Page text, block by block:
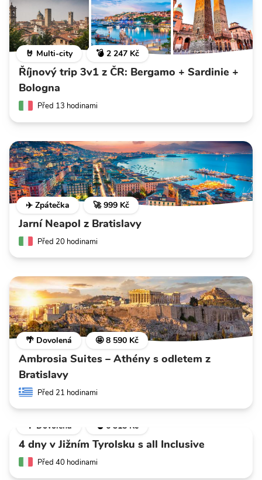
🤘 Multi-city 💣 2 247 Kč
Říjnový trip 3v1 z ČR: Bergamo + Sardinie +
Bologna
Před 13 hodinami
✈️ Zpátečka 🚀 999 Kč
Jarní Neapol z Bratislavy
Před 20 hodinami
🌴 Dovolená 🤩 8 590 Kč
Ambrosia Suites – Athény s odletem z
Bratislavy
Před 21 hodinami
🌴 Dovolená 💣 6 318 Kč
4 dny v Jižním Tyrolsku s all Inclusive
Před 40 hodinami